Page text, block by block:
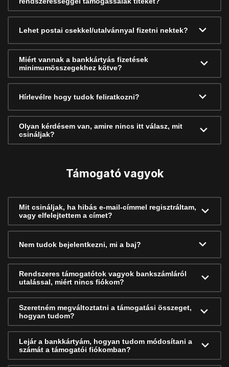
Lehet postai csekkel/utalvánnyal fizetni nektek?
Miért vannak a bankkártyás fizetések
minimumösszegekhez kötve?
Hírlevélre hogy tudok feliratkozni?
Olyan kérdésem van, amire nincs itt válasz, mit
csináljak?
Támogató vagyok
Mit csináljak, ha hibás e-mail-címmel regisztráltam,
vagy elfelejtettem a címet?
Nem tudok bejelentkezni, mi a baj?
Rendszeres támogatótok vagyok bankszámláról
utalással, miért nincs fiókom?
Szeretném megváltoztatni a támogatási összeget,
hogyan tudom?
Lejár a bankkártyám, hogyan tudom módosítani a
számát a támogatói fiókomban?